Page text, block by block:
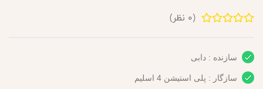
(
0 نظر)
سازنده : دابی
سازگار : پلی استیشن 4 اسلیم